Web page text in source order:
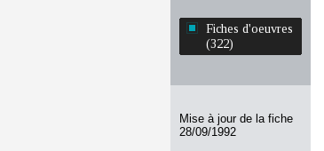
Fiches d'oeuvres
(322)
Mise à jour de la fiche
28/09/1992